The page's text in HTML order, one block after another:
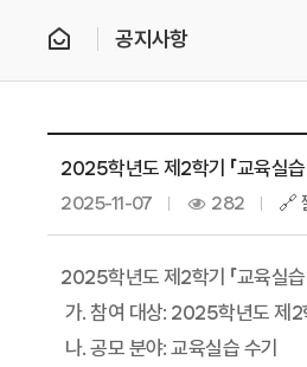
공지사항
2025학년도 제2학기 「교육실
2025-11-07 282 🔗
2025학년도 제2학기 「교육실
가. 참여 대상: 2025학년도 제
나. 공모 분야: 교육실습 수기